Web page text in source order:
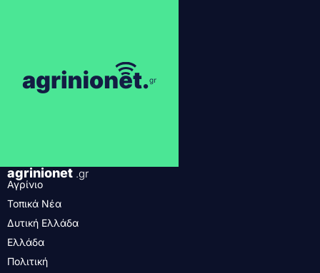
agrinionet .gr
Αγρίνιο
Τοπικά Νέα
Δυτική Ελλάδα
Ελλάδα
Πολιτική